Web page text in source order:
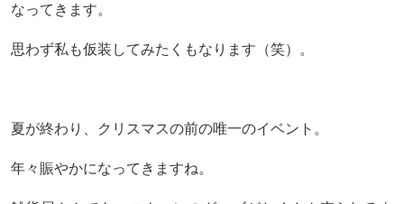
なってきます。
思わず私も仮装してみたくもなります（笑）。
夏が終わり、クリスマスの前の唯一のイベント。
年々賑やかになってきますね。